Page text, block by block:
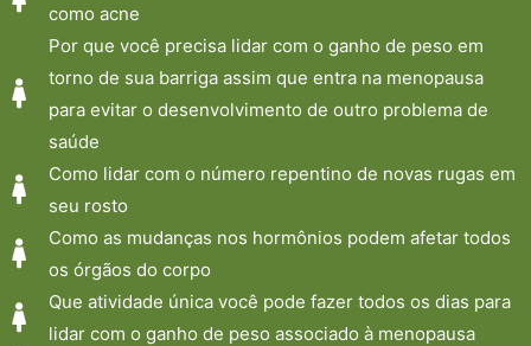
como acne
Por que você precisa lidar com o ganho de peso em
torno de sua barriga assim que entra na menopausa
para evitar o desenvolvimento de outro problema de
saúde
Como lidar com o número repentino de novas rugas em
seu rosto
Como as mudanças nos hormônios podem afetar todos
os órgãos do corpo
Que atividade única você pode fazer todos os dias para
lidar com o ganho de peso associado à menopausa